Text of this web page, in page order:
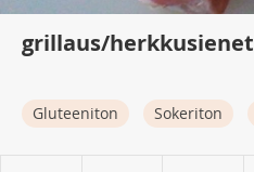
grillaus/herkkusienet
Gluteeniton Sokeriton